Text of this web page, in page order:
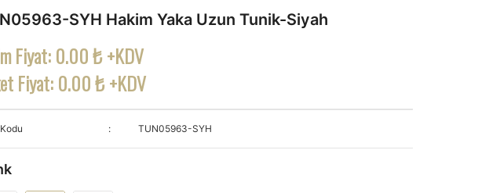
SYH Hakim Yaka Uzun Tunik-Siyah
Fiyat:0.00 ₺ +KDV
Fiyat:0.00 ₺ +KDV
TUN05963-SYH